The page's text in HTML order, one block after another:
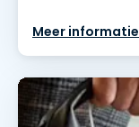
Meer informatie